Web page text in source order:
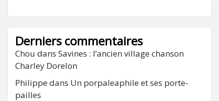
Derniers commentaires
Chou dans Savines : l’ancien village chanson
Charley Dorelon
Philippe dans Un porpaleaphile et ses porte-
pailles